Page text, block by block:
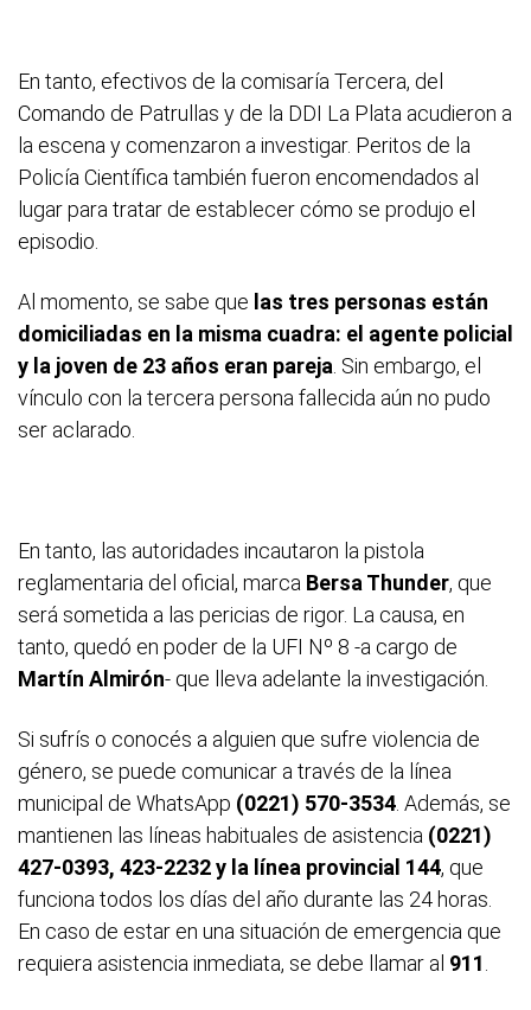
En tanto, efectivos de la comisaría Tercera, del
Comando de Patrullas y de la DDI La Plata acudieron a
la escena y comenzaron a investigar. Peritos de la
Policía Científica también fueron encomendados al
lugar para tratar de establecer cómo se produjo el
episodio.
Al momento, se sabe que las tres personas están
domiciliadas en la misma cuadra: el agente policial
y la joven de 23 años eran pareja . Sin embargo, el
vínculo con la tercera persona fallecida aún no pudo
ser aclarado.
En tanto, las autoridades incautaron la pistola
reglamentaria del oficial, marca Bersa Thunder, que
será sometida a las pericias de rigor. La causa, en
tanto, quedó en poder de la UFI Nº 8 -a cargo de
Martín Almirón- que lleva adelante la investigación.
Si sufrís o conocés a alguien que sufre violencia de
género, se puede comunicar a través de la línea
municipal de WhatsApp (0221) 570-3534 . Además, se
mantienen las líneas habituales de asistencia (0221)
427-0393, 423-2232 y la línea provincial 144, que
funciona todos los días del año durante las 24 horas.
En caso de estar en una situación de emergencia que
requiera asistencia inmediata, se debe llamar al 911